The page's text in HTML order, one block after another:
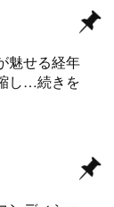
魅せる経年
し …続きを